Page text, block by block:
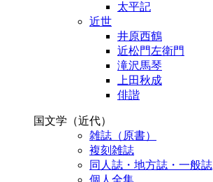
太平記
近世
井原西鶴
近松門左衛門
滝沢馬琴
上田秋成
俳諧
国文学（近代）
雑誌（原書）
複刻雑誌
同人誌・地方誌・一般誌
個人全集